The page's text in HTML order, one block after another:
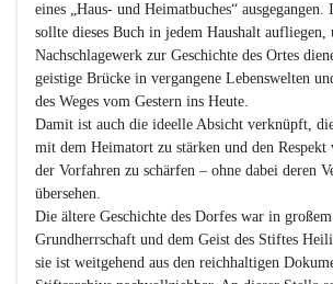
eines „Haus- und Heimatbuches“ ausgegangen.
sollte dieses Buch in jedem Haushalt aufliegen,
Nachschlagewerk zur Geschichte des Ortes
geistige Brücke in vergangene Lebenswelten
des Weges vom Gestern ins Heute.
Damit ist auch die ideelle Absicht verknüpft,
mit dem Heimatort zu stärken und den Respekt
der Vorfahren zu schärfen – ohne dabei deren
übersehen.
Die ältere Geschichte des Dorfes war in
Grundherrschaft und dem Geist des Stiftes
sie ist weitgehend aus den reichhaltigen